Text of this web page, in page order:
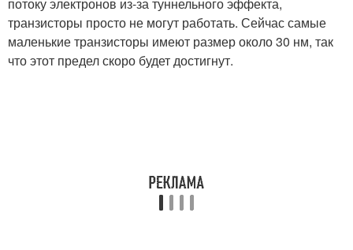
транзисторы просто не могут работать. Сейчас самые
маленькие транзисторы имеют размер около 30 нм, так
что этот предел скоро будет достигнут.